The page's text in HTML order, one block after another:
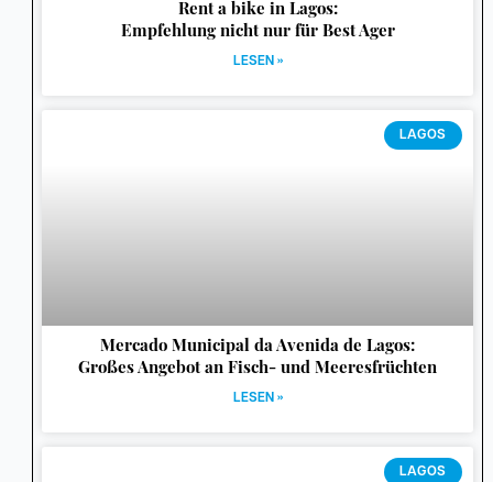
Rent a bike in Lagos:
Empfehlung nicht nur für Best Ager
LESEN »
LAGOS
Mercado Municipal da Avenida de Lagos:
Großes Angebot an Fisch- und Meeresfrüchten
LESEN »
LAGOS